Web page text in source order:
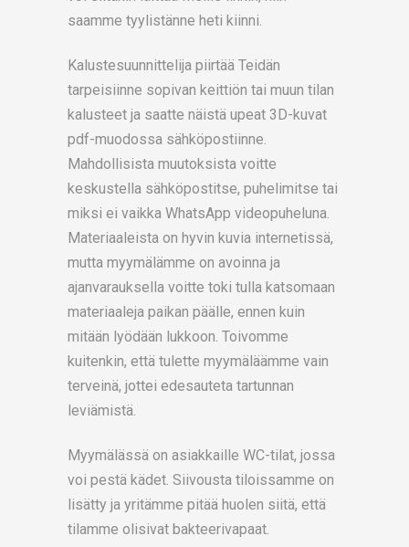
saamme tyylistänne heti kiinni.
Kalustesuunnittelija piirtää Teidän
tarpeisiinne sopivan keittiön tai muun tilan
kalusteet ja saatte näistä upeat 3D-kuvat
pdf-muodossa sähköpostiinne.
Mahdollisista muutoksista voitte
keskustella sähköpostitse, puhelimitse tai
miksi ei vaikka WhatsApp videopuheluna.
Materiaaleista on hyvin kuvia internetissä,
mutta myymälämme on avoinna ja
ajanvarauksella voitte toki tulla katsomaan
materiaaleja paikan päälle, ennen kuin
mitään lyödään lukkoon. Toivomme
kuitenkin, että tulette myymäläämme vain
terveinä, jottei edesauteta tartunnan
leviämistä.
Myymälässä on asiakkaille WC-tilat, jossa
voi pestä kädet. Siivousta tiloissamme on
lisätty ja yritämme pitää huolen siitä, että
tilamme olisivat bakteerivapaat.